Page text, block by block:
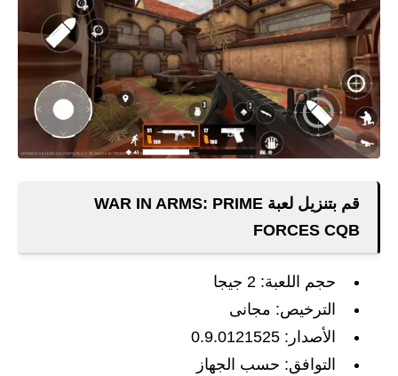
قم بتنزيل لعبة WAR IN ARMS: PRIME
FORCES CQB
حجم اللعبة: 2 جيجا
الترخيص: مجانى
الأصدار: 0.9.0121525
التوافق: حسب الجهاز